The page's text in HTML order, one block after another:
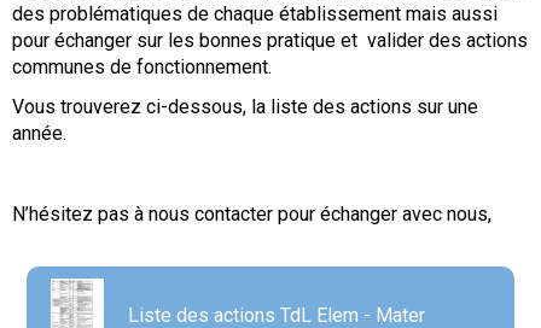
des problématiques de chaque établissement mais aussi
pour échanger sur les bonnes pratique et valider des actions
communes de fonctionnement.
Vous trouverez ci-dessous, la liste des actions sur une
année.
N’hésitez pas à nous contacter pour échanger avec nous,
Liste des actions TdL Elem - Mater